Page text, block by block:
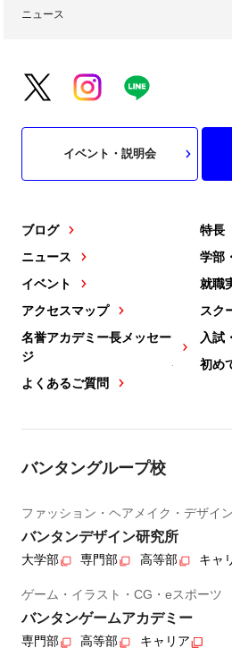
ニュース
ブログ
ニュース
イベント
アクセスマップ
名誉アカデミー長メッセー
ジ
よくあるご質問
特長
学部
就職
スク
入試
初め
イベント・説明会
バンタングループ校
ファッション・ヘアメイク・デザイ
バンタンデザイン研究所
大学部 専門部 高等部 キャ
ゲーム・イラスト・CG・eスポーツ
バンタンゲームアカデミー
専門部 高等部 キャリア